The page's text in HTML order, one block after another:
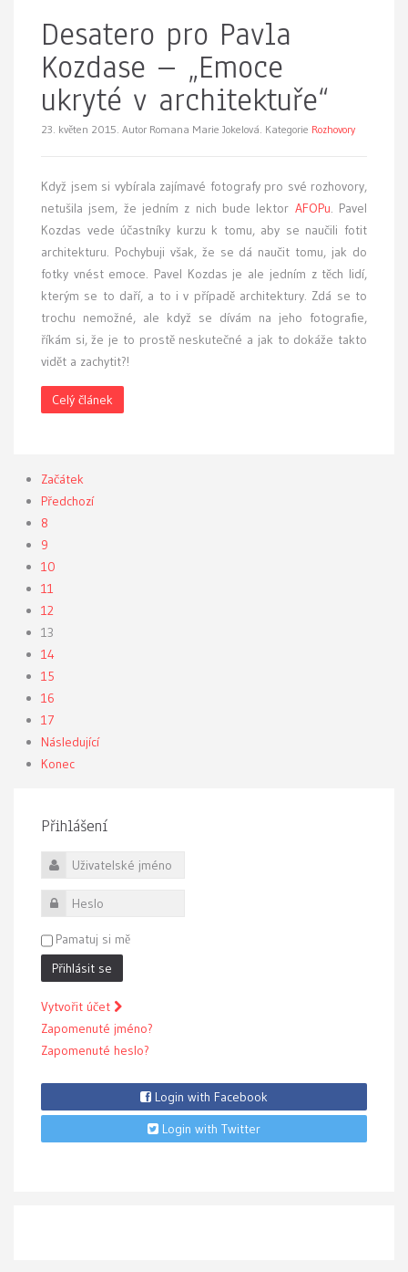
Desatero pro Pavla
Kozdase – „Emoce
ukryté v architektuře“
23. květen 2015. Autor Romana Marie Jokelová. Kategorie Rozhovory
Když jsem si vybírala zajímavé fotografy pro své rozhovory,
netušila jsem, že jedním z nich bude lektor AFOPu. Pavel
Kozdas vede účastníky kurzu k tomu, aby se naučili fotit
architekturu. Pochybuji však, že se dá naučit tomu, jak do
fotky vnést emoce. Pavel Kozdas je ale jedním z těch lidí,
kterým se to daří, a to i v případě architektury. Zdá se to
trochu nemožné, ale když se dívám na jeho fotografie,
říkám si, že je to prostě neskutečné a jak to dokáže takto
vidět a zachytit?!
Celý článek
Začátek
Předchozí
8
9
10
11
12
13
14
15
16
17
Následující
Konec
Přihlášení
Uživatelské jméno
Heslo
Pamatuj si mě
Přihlásit se
Vytvořit účet
Zapomenuté jméno?
Zapomenuté heslo?
Login with Facebook
Login with Twitter